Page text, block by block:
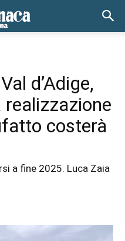
d’Adige,
costerà
a fine 2025. Luca Zaia